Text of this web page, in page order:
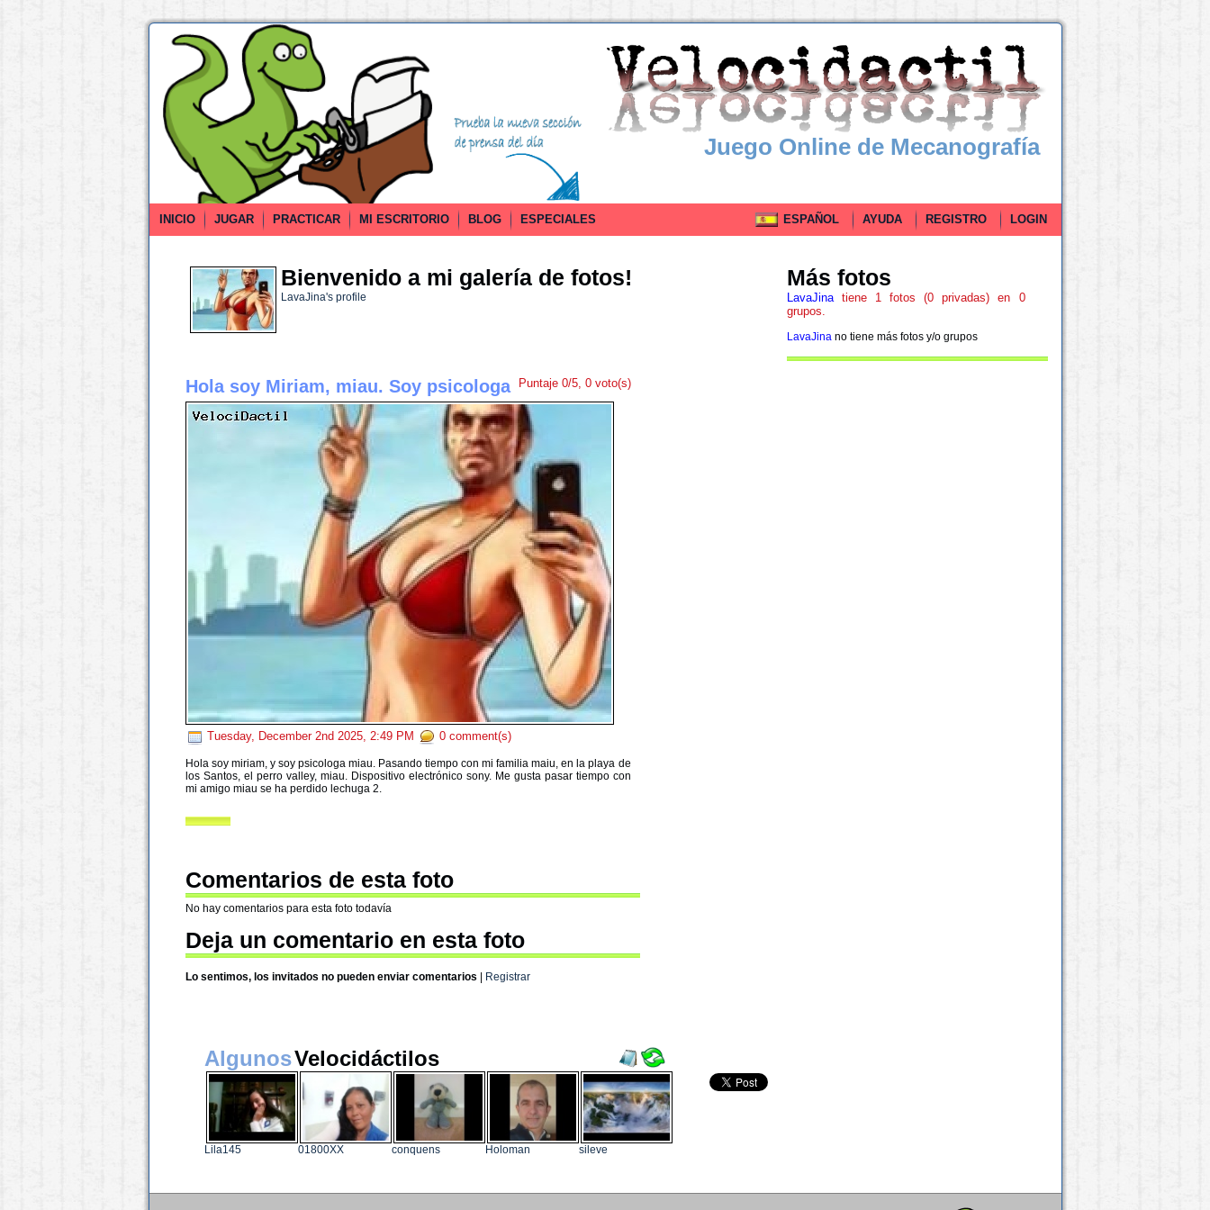
Juego Online de Mecanografía
INICIO JUGAR PRACTICAR MI ESCRITORIO BLOG ESPECIALES ESPAÑOL AYUDA REGISTRO LOGIN
Bienvenido a mi galería de fotos!
LavaJina's profile
Hola soy Miriam, miau. Soy psicologa Puntaje 0/5, 0 voto(s)
Tuesday, December 2nd 2025, 2:49 PM 0 comment(s)
Hola soy miriam, y soy psicologa miau. Pasando tiempo con mi familia maiu, en la playa de
los Santos, el perro valley, miau. Dispositivo electrónico sony. Me gusta pasar tiempo con
mi amigo miau se ha perdido lechuga 2.
Comentarios de esta foto
No hay comentarios para esta foto todavía
Deja un comentario en esta foto
Lo sentimos, los invitados no pueden enviar comentarios Registrar
Más fotos
LavaJinatiene 1 fotos (0 privadas) en 0
grupos.
LavaJinano tiene más fotos y/o grupos
AlgunosVelocidáctilos
Lila145 01800XX conquens Holoman sileve